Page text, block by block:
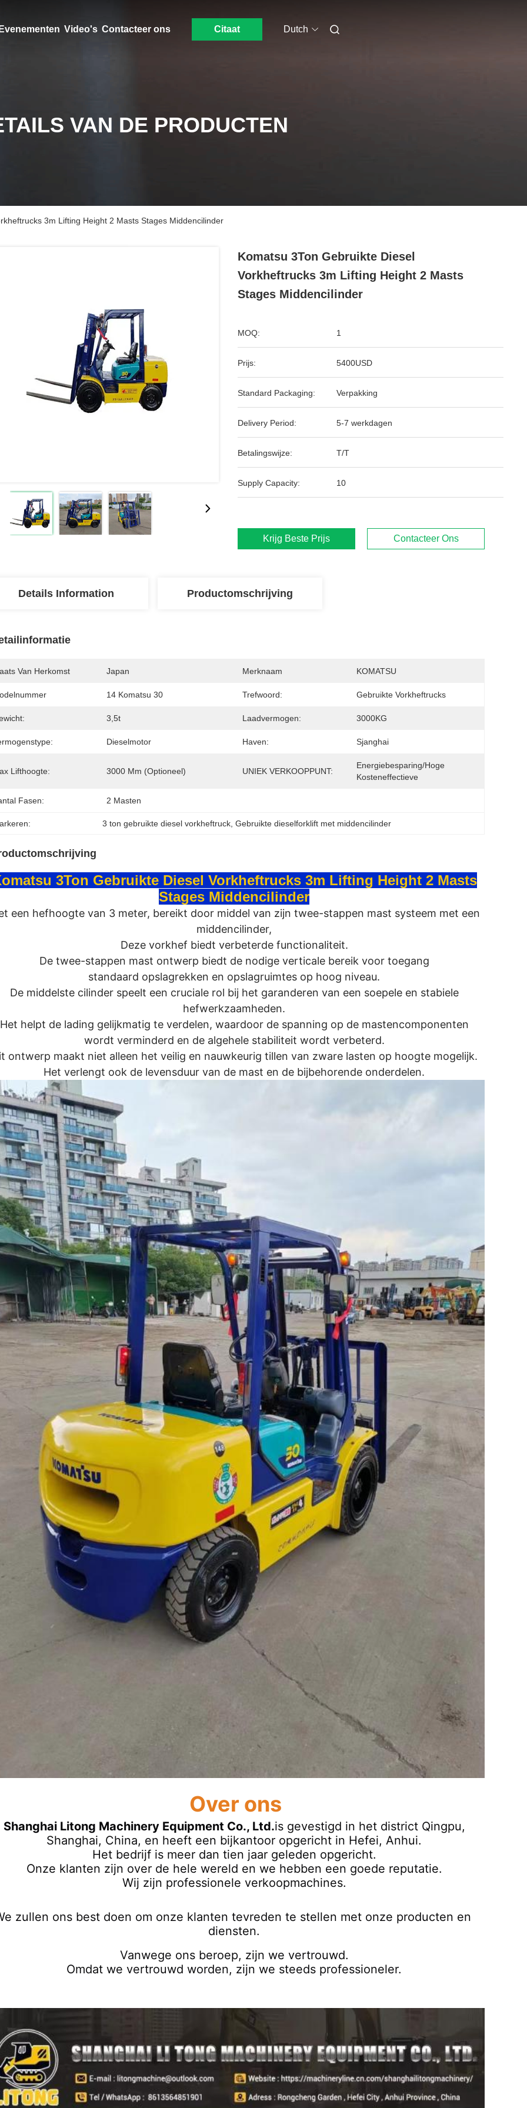
Video's Contacteer ons Citaat Dutch
VAN DE PRODUCTEN
3m Lifting Height 2 Masts Stages Middencilinder
Komatsu 3Ton Gebruikte Diesel
Vorkheftrucks 3m Lifting Height 2 Masts
Stages Middencilinder
MOQ: 1
Prijs: 5400USD
Standard Packaging: Verpakking
Delivery Period: 5-7 werkdagen
Betalingswijze: T/T
Supply Capacity: 10
Krijg Beste Prijs Contacteer Ons
Details Information Productomschrijving
Van Herkomst Japan Merknaam KOMATSU
14 Komatsu 30 Trefwoord: Gebruikte Vorkheftrucks
3,5t Laadvermogen: 3000KG
Dieselmotor Haven: Sjanghai
Lifthoogte: 3000 Mm (optioneel) UNIEK VERKOOPPUNT:
Energiebesparing/hoge
Kosteneffectieve
Fasen: 2 Masten
3 ton gebruikte diesel vorkheftruck , Gebruikte dieselforklift met middencilinder
3Ton Gebruikte Diesel Vorkheftrucks 3m Lifting Height 2 Masts
Stages Middencilinder
een hefhoogte van 3 meter, bereikt door middel van zijn twee-stappen mast systeem met een
middencilinder,
Deze vorkhef biedt verbeterde functionaliteit.
De twee-stappen mast ontwerp biedt de nodige verticale bereik voor toegang
standaard opslagrekken en opslagruimtes op hoog niveau.
De middelste cilinder speelt een cruciale rol bij het garanderen van een soepele en stabiele
hefwerkzaamheden.
Het helpt de lading gelijkmatig te verdelen, waardoor de spanning op de mastencomponenten
wordt verminderd en de algehele stabiliteit wordt verbeterd.
ontwerp maakt niet alleen het veilig en nauwkeurig tillen van zware lasten op hoogte mogelijk.
Het verlengt ook de levensduur van de mast en de bijbehorende onderdelen.
Over ons
Shanghai Litong Machinery Equipment Co., Ltd.is gevestigd in het district Qingpu,
Shanghai, China, en heeft een bijkantoor opgericht in Hefei, Anhui.
Het bedrijf is meer dan tien jaar geleden opgericht.
Onze klanten zijn over de hele wereld en we hebben een goede reputatie.
Wij zijn professionele verkoopmachines.
zullen ons best doen om onze klanten tevreden te stellen met onze producten en
diensten.
Vanwege ons beroep, zijn we vertrouwd.
Omdat we vertrouwd worden, zijn we steeds professioneler.